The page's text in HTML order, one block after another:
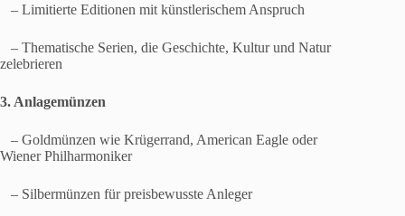
– Limitierte Editionen mit künstlerischem Anspruch
– Thematische Serien, die Geschichte, Kultur und Natur
zelebrieren
3. Anlagemünzen
– Goldmünzen wie Krügerrand, American Eagle oder
Wiener Philharmoniker
– Silbermünzen für preisbewusste Anleger